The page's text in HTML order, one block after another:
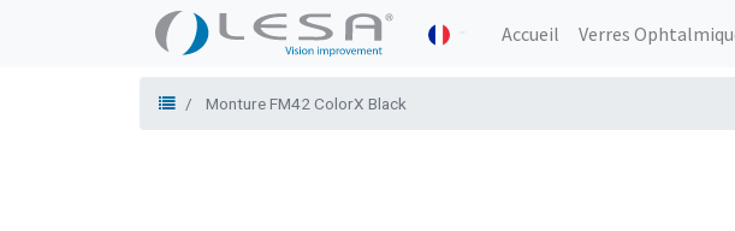
Accueil Verres
Monture FM42 ColorX Black